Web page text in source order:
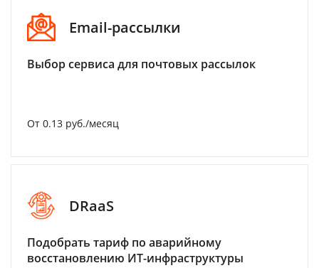
Email-рассылки
Выбор сервиса для почтовых рассылок
От 0.13 руб./месяц
DRaaS
Подобрать тариф по аварийному
восстановлению ИТ-инфраструктуры